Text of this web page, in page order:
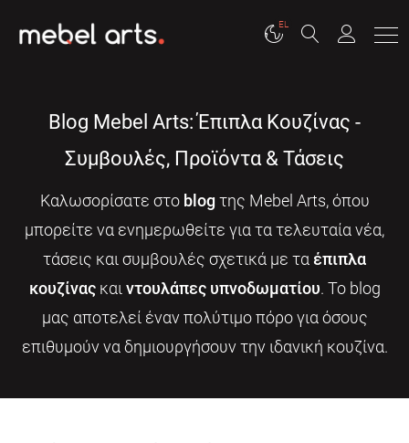
EL
Blog Mebel Arts: Έπιπλα Κουζίνας -
Συμβουλές, Προϊόντα & Τάσεις
Καλωσορίσατε στο blogτης Mebel Arts, όπου
μπορείτε να ενημερωθείτε για τα τελευταία νέα,
τάσεις και συμβουλές σχετικά με τα έπιπλα
κουζίναςκαι ντουλάπες υπνοδωματίου. Το blog
μας αποτελεί έναν πολύτιμο πόρο για όσους
επιθυμούν να δημιουργήσουν την ιδανική κουζίνα.